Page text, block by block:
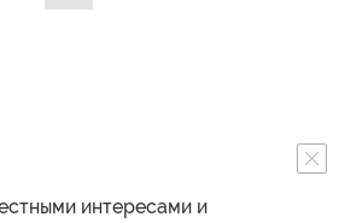
интересами и